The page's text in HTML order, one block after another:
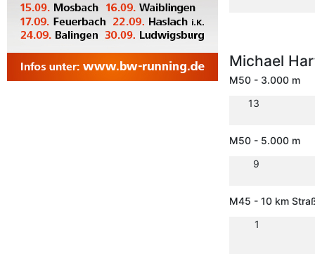
Michael
M50 - 3.000 m
13
M50 - 5.000 m
9
M45 - 10 km
1